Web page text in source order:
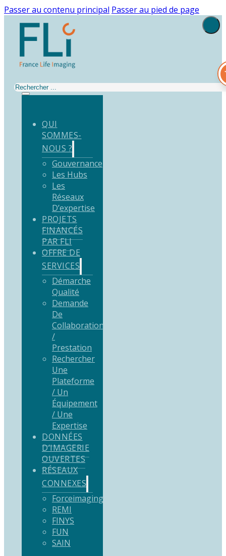
Passer au contenu principal Passer au pied de page
Rechercher
QUI
SOMMES-
NOUS ?
Gouvernance
Les Hubs
Les
Réseaux
D’expertise
PROJETS
FINANCÉS
PAR FLI
OFFRE DE
SERVICES
Démarche
Qualité
Demande
De
Collaboration
/
Prestation
Rechercher
Une
Plateforme
/ Un
Équipement
/ Une
Expertise
DONNÉES
D’IMAGERIE
OUVERTES
RÉSEAUX
CONNEXES
Forceimaging
REMI
FINYS
FUN
SAIN